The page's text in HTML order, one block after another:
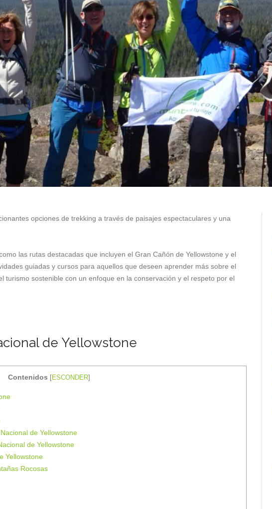
opciones de trekking a través de paisajes espectaculares y una
las rutas destacadas que incluyen el Gran Cañón de Yellowstone y el
guiadas y cursos para aquellos que deseen aprender más sobre el
turismo sostenible con un enfoque en la conservación y el respeto por el
de Yellowstone
Contenidos ESCONDER]
de Yellowstone
de Yellowstone
Yellowstone
Rocosas